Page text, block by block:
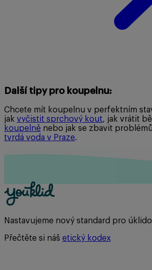
Další tipy pro koupelnu:
Chcete mít koupelnu v perfektním
jak vyčistit sprchový kout, jak vrátit
koupelně nebo jak se zbavit
tvrdá voda v Praze.
Nastavujeme nový standard pro
Přečtěte si náš etický kodex